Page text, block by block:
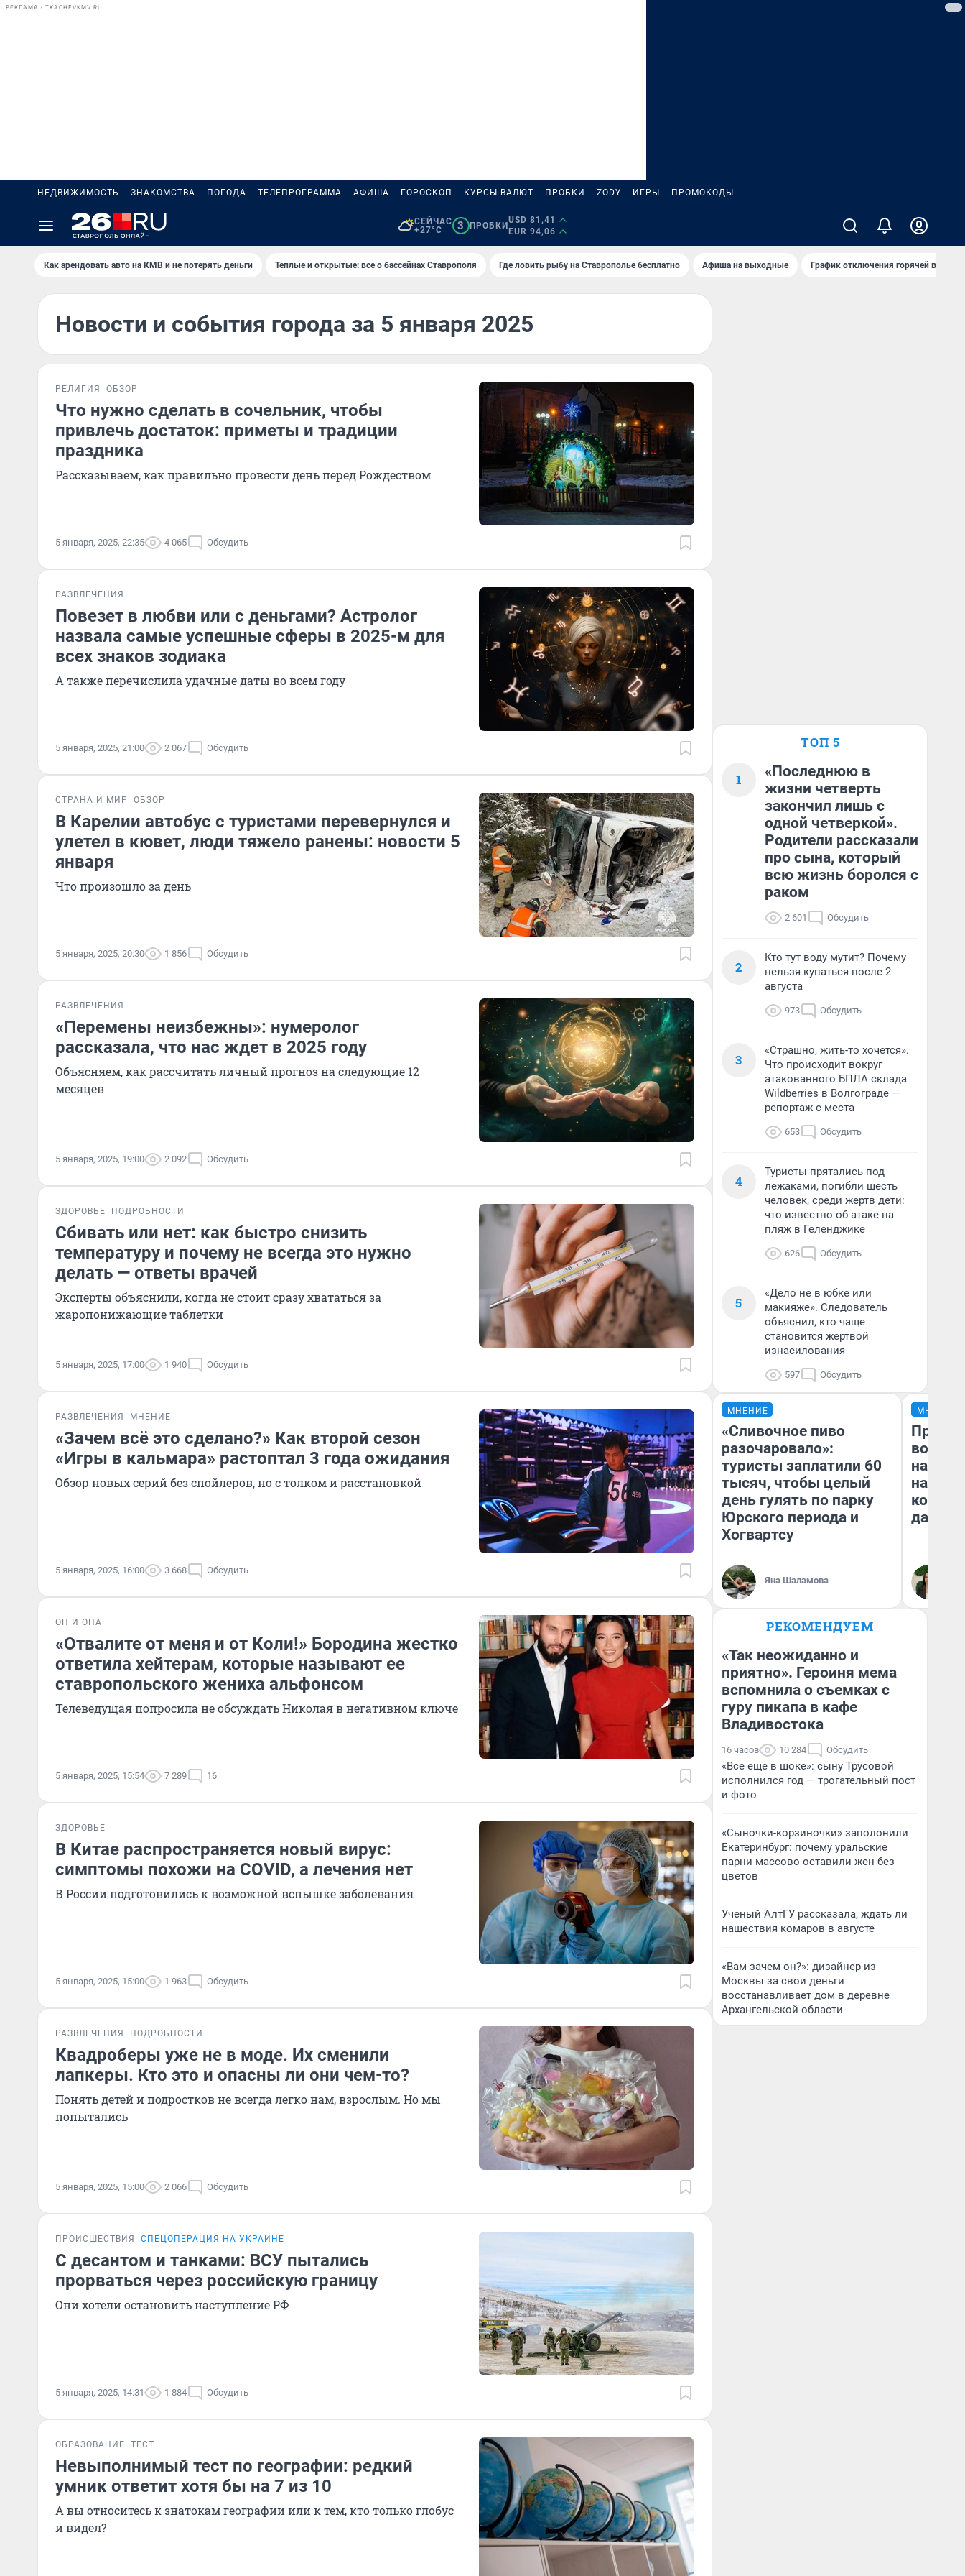
РЕКЛАМА • TKACHEVKMV.RU
НЕДВИЖИМОСТЬ ЗНАКОМСТВА ПОГОДА ТЕЛЕПРОГРАММА АФИША ГОРОСКОП КУРСЫ ВАЛЮТ ПРОБКИ ZODY ИГРЫ ПРОМОКОДЫ
СЕЙЧАС
+27°C
3 ПРОБКИ
USD 81,41
EUR 94,06
Как арендовать авто на КМВ и не потерять деньги Теплые и открытые: все о бассейнах Ставрополя Где ловить рыбу на Ставрополье бесплатно Афиша на выходные График отключения горячей воды в
Новости и события города за 5 января 2025
РЕЛИГИЯ ОБЗОР
Что нужно сделать в сочельник, чтобы
привлечь достаток: приметы и традиции
праздника
Рассказываем, как правильно провести день перед Рождеством
5 января, 2025, 22:35 4 065 Обсудить
РАЗВЛЕЧЕНИЯ
Повезет в любви или с деньгами? Астролог
назвала самые успешные сферы в 2025-м для
всех знаков зодиака
А также перечислила удачные даты во всем году
5 января, 2025, 21:00 2 067 Обсудить
СТРАНА И МИР ОБЗОР
В Карелии автобус с туристами перевернулся и
улетел в кювет, люди тяжело ранены: новости 5
января
Что произошло за день
5 января, 2025, 20:30 1 856 Обсудить
РАЗВЛЕЧЕНИЯ
«Перемены неизбежны»: нумеролог
рассказала, что нас ждет в 2025 году
Объясняем, как рассчитать личный прогноз на следующие 12
месяцев
5 января, 2025, 19:00 2 092 Обсудить
ЗДОРОВЬЕ ПОДРОБНОСТИ
Сбивать или нет: как быстро снизить
температуру и почему не всегда это нужно
делать — ответы врачей
Эксперты объяснили, когда не стоит сразу хвататься за
жаропонижающие таблетки
5 января, 2025, 17:00 1 940 Обсудить
РАЗВЛЕЧЕНИЯ МНЕНИЕ
«Зачем всё это сделано?» Как второй сезон
«Игры в кальмара» растоптал 3 года ожидания
Обзор новых серий без спойлеров, но с толком и расстановкой
5 января, 2025, 16:00 3 668 Обсудить
ОН И ОНА
«Отвалите от меня и от Коли!» Бородина жестко
ответила хейтерам, которые называют ее
ставропольского жениха альфонсом
Телеведущая попросила не обсуждать Николая в негативном ключе
5 января, 2025, 15:54 7 289 16
ЗДОРОВЬЕ
В Китае распространяется новый вирус:
симптомы похожи на COVID, а лечения нет
В России подготовились к возможной вспышке заболевания
5 января, 2025, 15:00 1 963 Обсудить
РАЗВЛЕЧЕНИЯ ПОДРОБНОСТИ
Квадроберы уже не в моде. Их сменили
лапкеры. Кто это и опасны ли они чем-то?
Понять детей и подростков не всегда легко нам, взрослым. Но мы
попытались
5 января, 2025, 15:00 2 066 Обсудить
ПРОИСШЕСТВИЯ СПЕЦОПЕРАЦИЯ НА УКРАИНЕ
С десантом и танками: ВСУ пытались
прорваться через российскую границу
Они хотели остановить наступление РФ
5 января, 2025, 14:31 1 884 Обсудить
ОБРАЗОВАНИЕ ТЕСТ
Невыполнимый тест по географии: редкий
умник ответит хотя бы на 7 из 10
А вы относитесь к знатокам географии или к тем, кто только глобус
и видел?
ТОП 5
1
«Последнюю в
жизни четверть
закончил лишь с
одной четверкой».
Родители рассказали
про сына, который
всю жизнь боролся с
раком
2 601 Обсудить
2
Кто тут воду мутит? Почему
нельзя купаться после 2
августа
973 Обсудить
3
«Страшно, жить-то хочется».
Что происходит вокруг
атакованного БПЛА склада
Wildberries в Волгограде —
репортаж с места
653 Обсудить
4
Туристы прятались под
лежаками, погибли шесть
человек, среди жертв дети:
что известно об атаке на
пляж в Геленджике
626 Обсудить
5
«Дело не в юбке или
макияже». Следователь
объяснил, кто чаще
становится жертвой
изнасилования
597 Обсудить
МНЕНИЕ
«Сливочное пиво
разочаровало»:
туристы заплатили 60
тысяч, чтобы целый
день гулять по парку
Юрского периода и
Хогвартсу
Яна Шаламова
МНЕНИЕ
нам
даже
РЕКОМЕНДУЕМ
«Так неожиданно и
приятно». Героиня мема
вспомнила о съемках с
гуру пикапа в кафе
Владивостока
16 часов 10 284 Обсудить
«Все еще в шоке»: сыну Трусовой
исполнился год — трогательный пост
и фото
«Сыночки-корзиночки» заполонили
Екатеринбург: почему уральские
парни массово оставили жен без
цветов
Ученый АлтГУ рассказала, ждать ли
нашествия комаров в августе
«Вам зачем он?»: дизайнер из
Москвы за свои деньги
восстанавливает дом в деревне
Архангельской области